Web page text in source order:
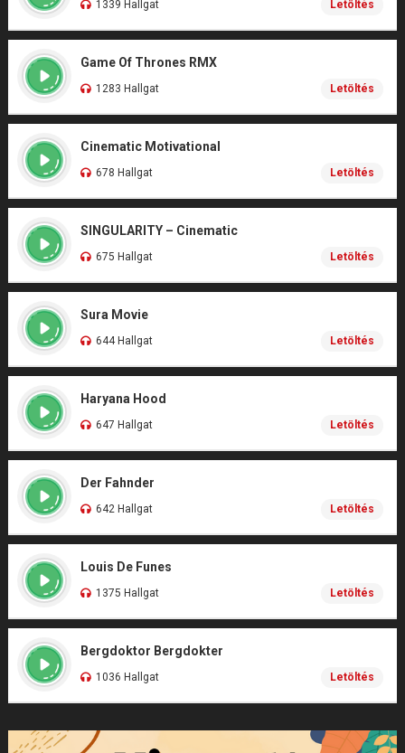
1339 Hallgat Letöltés
Game Of Thrones RMX
1283 Hallgat Letöltés
Cinematic Motivational
678 Hallgat Letöltés
SINGULARITY – Cinematic
675 Hallgat Letöltés
Sura Movie
644 Hallgat Letöltés
Haryana Hood
647 Hallgat Letöltés
Der Fahnder
642 Hallgat Letöltés
Louis De Funes
1375 Hallgat Letöltés
Bergdoktor Bergdokter
1036 Hallgat Letöltés